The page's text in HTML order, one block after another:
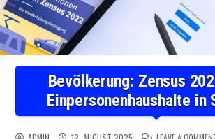
Bevölkerung: Zensus
Einpersonenhaushalte in